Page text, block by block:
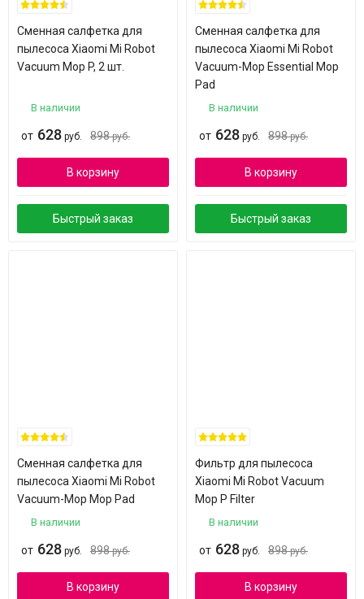
Сменная салфетка для
пылесоса Xiaomi Mi Robot
Vacuum Mop P, 2 шт.
В наличии
от 628 руб. 898 руб.
В корзину
Быстрый заказ
Сменная салфетка для
пылесоса Xiaomi Mi Robot
Vacuum-Mop Essential Mop
Pad
В наличии
от 628 руб. 898 руб.
В корзину
Быстрый заказ
Сменная салфетка для
пылесоса Xiaomi Mi Robot
Vacuum-Mop Mop Pad
В наличии
от 628 руб. 898 руб.
В корзину
Фильтр для пылесоса
Xiaomi Mi Robot Vacuum
Mop P Filter
В наличии
от 628 руб. 898 руб.
В корзину